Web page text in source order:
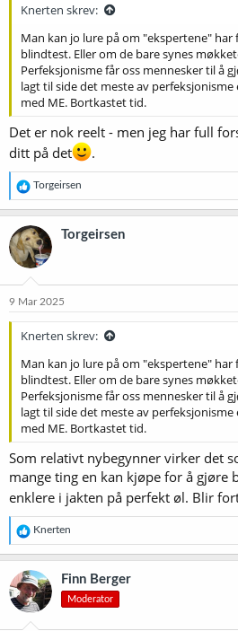
Knerten skrev:
Man kan jo lure på om "ekspertene"
blindtest. Eller om de bare synes
Perfeksjonisme får oss mennesker til å
lagt til side det meste av
med ME. Bortkastet tid.
Det er nok reelt - men jeg har full
ditt på det
.
R
e
a
k
s
j
o
e
Torgeirsen
Torgeirsen
9 Mar 2025
Knerten skrev:
Man kan jo lure på om "ekspertene"
blindtest. Eller om de bare synes
Perfeksjonisme får oss mennesker til å
lagt til side det meste av
med ME. Bortkastet tid.
Som relativt nybegynner virker det
mange ting en kan kjøpe for å gjøre
enklere i jakten på perfekt øl. Blir
R
e
a
k
s
j
o
Knerten
Finn Berger
Moderator